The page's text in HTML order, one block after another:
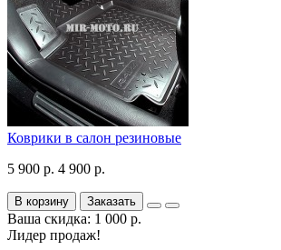
Коврики в салон резиновые
5 900 р. 4 900 р.
В корзину Заказать
Ваша скидка: 1 000 р.
Лидер продаж!